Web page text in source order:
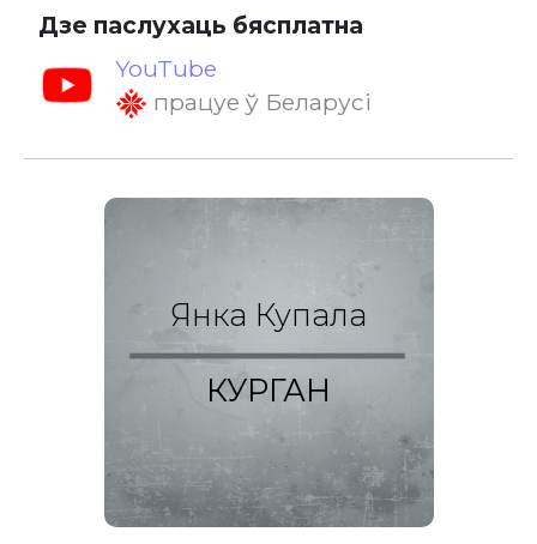
Дзе паслухаць бясплатна
YouTube
працуе ў Беларусі
Янка Купала
КУРГАН